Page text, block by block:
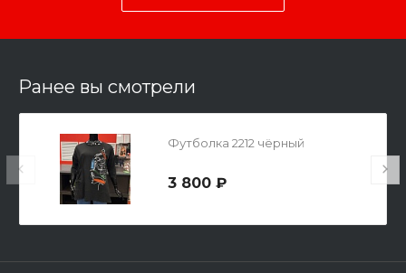
Ранее вы смотрели
Футболка 2212 чёрный
3 800 ₽